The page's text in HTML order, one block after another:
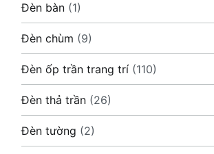
Đèn bàn (1)
Đèn chùm (9)
Đèn ốp trần trang trí (110)
Đèn thả trần (26)
Đèn tường (2)